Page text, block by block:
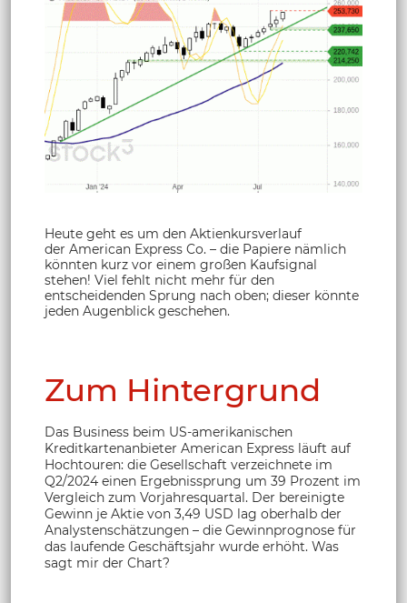
Heute geht es um den Aktienkursverlauf
der American Express Co. – die Papiere nämlich
könnten kurz vor einem großen Kaufsignal
stehen! Viel fehlt nicht mehr für den
entscheidenden Sprung nach oben; dieser könnte
jeden Augenblick geschehen.
Zum Hintergrund
Das Business beim US-amerikanischen
Kreditkartenanbieter American Express läuft auf
Hochtouren: die Gesellschaft verzeichnete im
Q2/2024 einen Ergebnissprung um 39 Prozent im
Vergleich zum Vorjahresquartal. Der bereinigte
Gewinn je Aktie von 3,49 USD lag oberhalb der
Analystenschätzungen – die Gewinnprognose für
das laufende Geschäftsjahr wurde erhöht. Was
sagt mir der Chart?